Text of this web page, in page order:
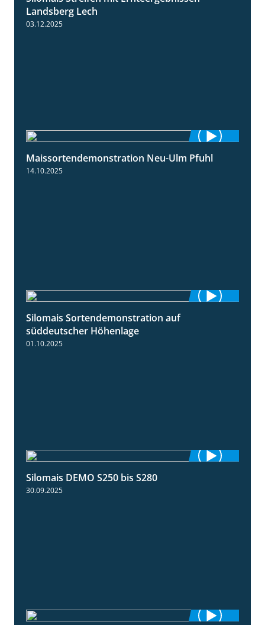
Landsberg Lech
03.12.2025
7:10
Maissortendemonstration Neu-Ulm Pfuhl
14.10.2025
Silomais Sortendemonstration auf
süddeutscher Höhenlage
01.10.2025
Silomais DEMO S250 bis S280
30.09.2025